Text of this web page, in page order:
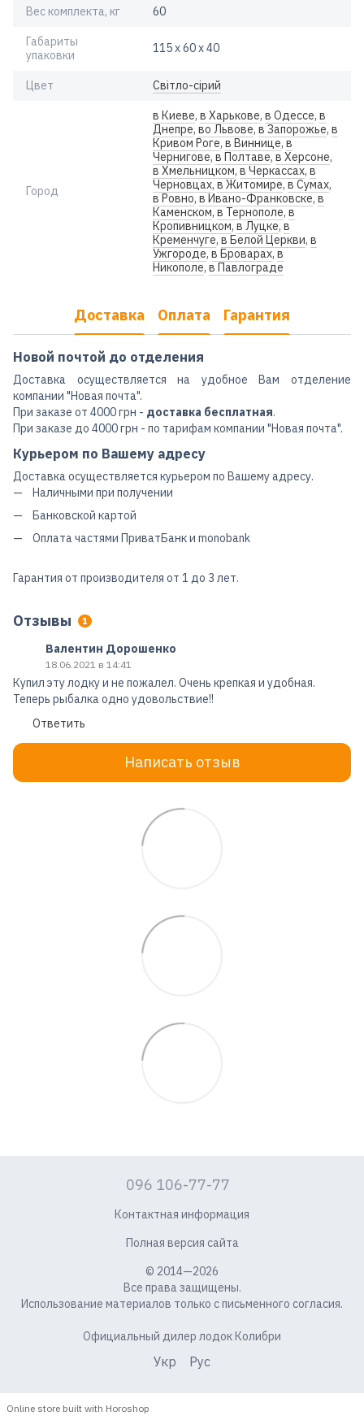
Вес комплекта, кг 60
Габариты
упаковки
115 х 60 х 40
Цвет Світло-сірий
Город
в Киеве, в Харькове, в Одессе, в
Днепре, во Львове, в Запорожье, в
Кривом Роге, в Виннице, в
Чернигове, в Полтаве, в Херсоне,
в Хмельницком, в Черкассах, в
Черновцах, в Житомире, в Сумах,
в Ровно, в Ивано-Франковске, в
Каменском, в Тернополе, в
Кропивницком, в Луцке, в
Кременчуге, в Белой Церкви, в
Ужгороде, в Броварах, в
Никополе, в Павлограде
Доставка Оплата Гарантия
Новой почтой до отделения
Доставка осуществляется на удобное Вам отделение
компании "Новая почта".
При заказе от 4000 грн - доставка бесплатная.
При заказе до 4000 грн - по тарифам компании "Новая почта".
Курьером по Вашему адресу
Доставка осуществляется курьером по Вашему адресу.
Наличными при получении
Банковской картой
Оплата частями ПриватБанк и monobank
Гарантия от производителя от 1 до 3 лет.
Отзывы 1
Валентин Дорошенко
18.06.2021 в 14:41
Купил эту лодку и не пожалел. Очень крепкая и удобная.
Теперь рыбалка одно удовольствие!!
Ответить
Написать отзыв
096 106-77-77
Контактная информация
Полная версия сайта
© 2014—2026
Все права защищены.
Использование материалов только с письменного согласия.
Официальный дилер лодок Колибри
Укр Рус
Online store built with Horoshop